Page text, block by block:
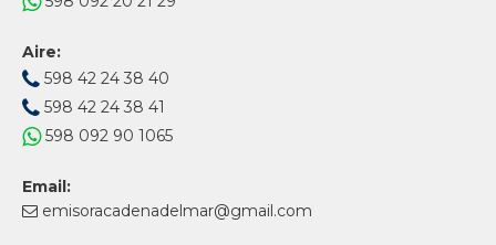
Aire:
598 42 24 38 40
598 42 24 38 41
598 092 90 1065
Email:
emisoracadenadelmar@gmail.com